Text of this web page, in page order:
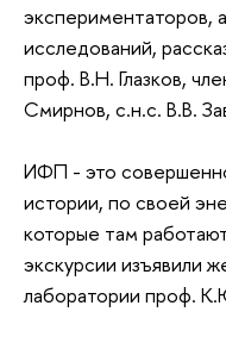
экспериментаторов,
исследований,
проф. В.Н. Глазков,
Смирнов, с.н.с. В.В.
ИФП - это
истории, по своей
которые там
экскурсии изъявили
лаборатории проф.